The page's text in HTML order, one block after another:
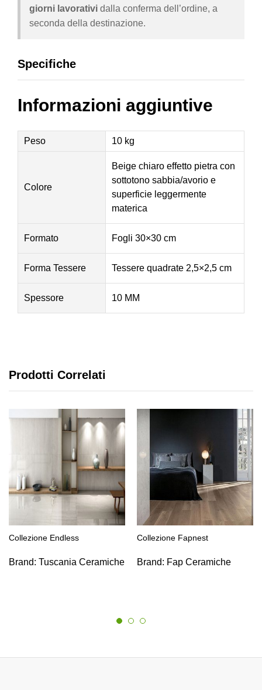
giorni lavorativi dalla conferma dell’ordine, a
seconda della destinazione.
Specifiche
Informazioni aggiuntive
Peso 10 kg
Colore
Beige chiaro effetto pietra con
sottotono sabbia/avorio e
superficie leggermente
materica
Formato Fogli 30×30 cm
Forma Tessere Tessere quadrate 2,5×2,5 cm
Spessore 10 MM
Prodotti Correlati
Collezione Endless
Brand: Tuscania Ceramiche
Collezione Fapnest
Brand: Fap Ceramiche